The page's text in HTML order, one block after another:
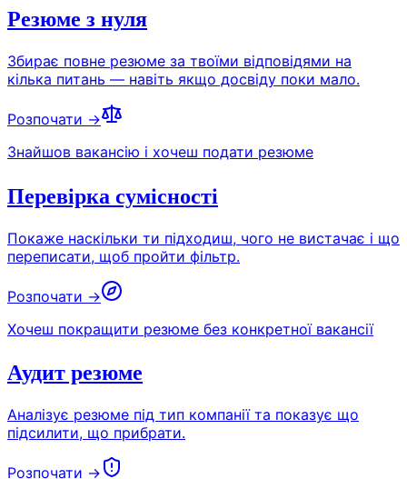
Резюме з нуля
Збирає повне резюме за твоїми відповідями на
кілька питань — навіть якщо досвіду поки мало.
Розпочати →
Знайшов вакансію і хочеш подати резюме
Перевірка сумісності
Покаже наскільки ти підходиш, чого не вистачає і що
переписати, щоб пройти фільтр.
Розпочати →
Хочеш покращити резюме без конкретної вакансії
Аудит резюме
Аналізує резюме під тип компанії та показує що
підсилити, що прибрати.
Розпочати →